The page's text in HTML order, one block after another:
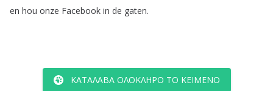
en hou onze Facebook in de gaten.
ΚΑΤΆΛΑΒΑ ΟΛΌΚΛΗΡΟ ΤΟ ΚΕΊΜΕΝΟ